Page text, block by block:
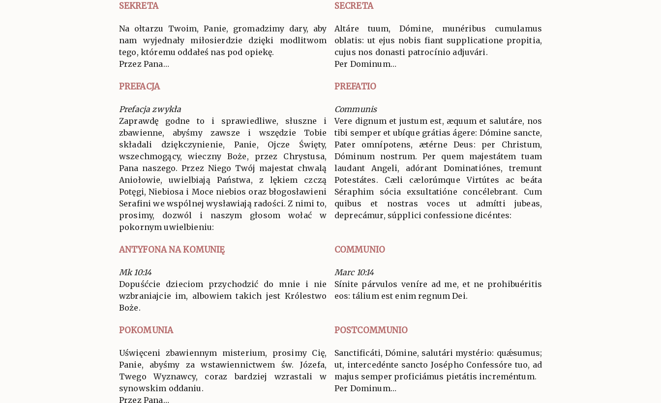
SEKRETA SECRETA
Na ołtarzu Twoim, Panie, gromadzimy dary, aby
nam wyjednały miłosierdzie dzięki modlitwom
tego, któremu oddałeś nas pod opiekę.
Przez Pana…
Altáre tuum, Dómine, munéribus cumulamus
oblatis: ut ejus nobis fiant supplicatione propitia,
cujus nos donasti patrocínio adjuvári.
Per Dominum…
PREFACJA PREFATIO
Prefacja zwykła
Zaprawdę godne to i sprawiedliwe, słuszne i
zbawienne, abyśmy zawsze i wszędzie Tobie
składali dziękczynienie, Panie, Ojcze Święty,
wszechmogący, wieczny Boże, przez Chrystusa,
Pana naszego. Przez Niego Twój majestat chwalą
Aniołowie, uwielbiają Państwa, z lękiem czczą
Potęgi, Niebiosa i Moce niebios oraz błogosławieni
Serafini we wspólnej wysławiają radości. Z nimi to,
prosimy, dozwól i naszym głosom wołać w
pokornym uwielbieniu:
Communis
Vere dignum et justum est, æquum et salutáre, nos
tibi semper et ubíque grátias ágere: Dómine sancte,
Pater omnípotens, ætérne Deus: per Christum,
Dóminum nostrum. Per quem majestátem tuam
laudant Angeli, adórant Dominatiónes, tremunt
Potestátes. Cæli cælorúmque Virtútes ac beáta
Séraphim sócia exsultatióne concélebrant. Cum
quibus et nostras voces ut admítti jubeas,
deprecámur, súpplici confessione dicéntes:
ANTYFONA NA KOMUNIĘ COMMUNIO
Mk 10:14
Dopuśćcie dzieciom przychodzić do mnie i nie
wzbraniajcie im, albowiem takich jest Królestwo
Boże.
Marc 10:14
Sínite párvulos veníre ad me, et ne prohibuéritis
eos: tálium est enim regnum Dei.
POKOMUNIA POSTCOMMUNIO
Uświęceni zbawiennym misterium, prosimy Cię,
Panie, abyśmy za wstawiennictwem św. Józefa,
Twego Wyznawcy, coraz bardziej wzrastali w
synowskim oddaniu.
Przez Pana…
Sanctificáti, Dómine, salutári mystério: quǽsumus;
ut, intercedénte sancto Josépho Confessóre tuo, ad
majus semper proficiámus pietátis increméntum.
Per Dominum…